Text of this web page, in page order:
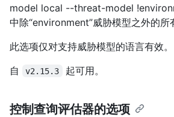
model local --threat-model
中除“environment”威胁模型之外的所
此选项仅对支持威胁模型的语言有效。
自
v2.15.3 起可用。
控制查询评估器的选项